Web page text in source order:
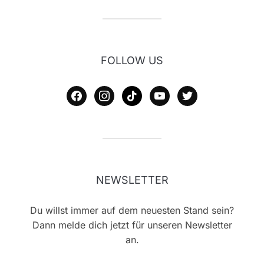
FOLLOW US
facebookinstagram
tiktok youtubetwitter
NEWSLETTER
Du willst immer auf dem neuesten Stand sein?
Dann melde dich jetzt für unseren Newsletter
an.